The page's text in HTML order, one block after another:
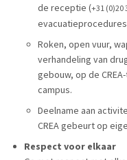
de receptie (+31 (0)20
Roken, open vuur,
verhandeling van
gebouw, op de
campus.
Deelname aan
CREA gebeurt op
Respect voor elkaar